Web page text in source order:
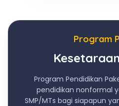
Program
Program Pendidikan
pendidikan nonformal
SMP/MTs bagi siapapun